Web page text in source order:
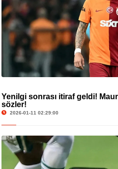
Yenilgi sonrası itiraf geldi!
sözler!
2026-01-11 02:29:00